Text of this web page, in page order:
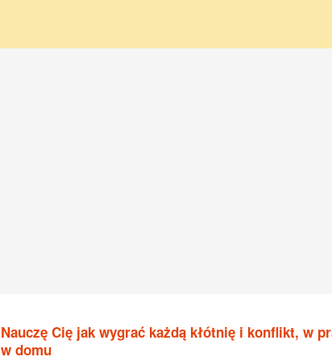
Nauczę Cię jak wygrać każdą kłótnię i konflikt, w
w domu